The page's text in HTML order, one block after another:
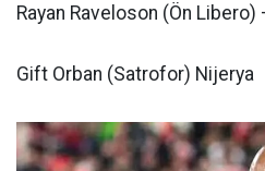
Rayan Raveloson (Ön
Gift Orban (Satrofor) Nijerya